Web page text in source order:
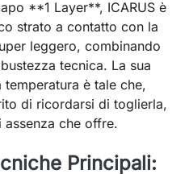
**1 Layer**, ICARUS è
strato a contatto con la
leggero, combinando
tecnica. La sua
è tale che,
di ricordarsi di toglierla,
assenza che offre.
Principali: